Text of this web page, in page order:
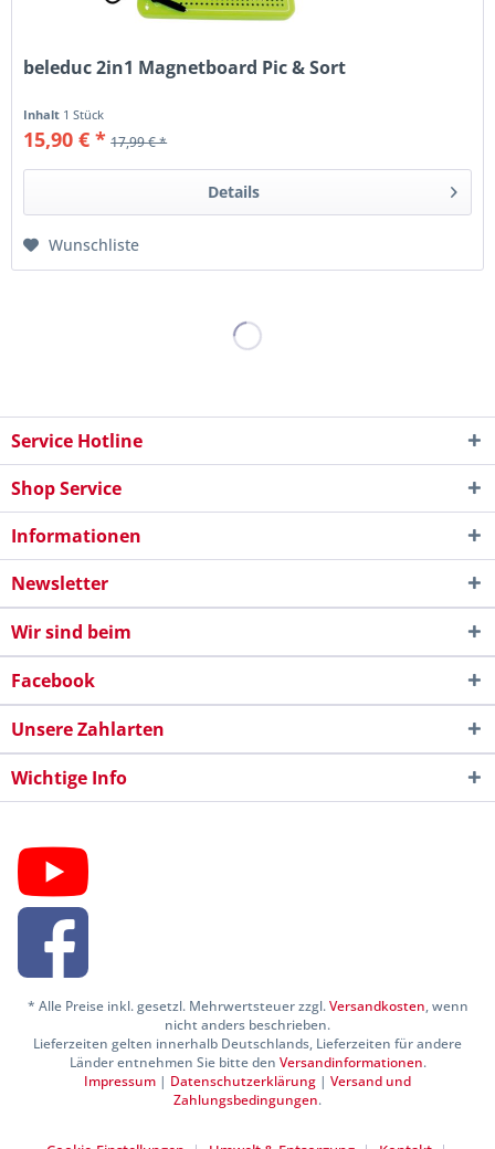
beleduc 2in1 Magnetboard Pic & Sort
Inhalt 1 Stück
15,90 € * 17,99 € *
Details
Wunschliste
Service Hotline
Shop Service
Informationen
Newsletter
Wir sind beim
Facebook
Unsere Zahlarten
Wichtige Info
* Alle Preise inkl. gesetzl. Mehrwertsteuer zzgl.Versandkosten, wenn
nicht anders beschrieben.
Lieferzeiten gelten innerhalb Deutschlands, Lieferzeiten für andere
Länder entnehmen Sie bitte den Versandinformationen.
Impressum | Datenschutzerklärung | Versand und
Zahlungsbedingungen.